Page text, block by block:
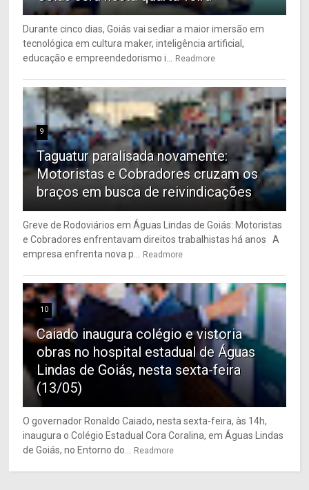
Durante cinco dias, Goiás vai sediar a maior imersão em
tecnológica em cultura maker, inteligência artificial,
educação e empreendedorismo i... Readmore
9
Taguatur paralisada novamente:
Motoristas e Cobradores cruzam os
braços em busca de reivindicações
Greve de Rodoviários em Águas Lindas de Goiás: Motoristas
e Cobradores enfrentavam direitos trabalhistas há anos A
empresa enfrenta nova p... Readmore
10
Caiado inaugura colégio e vistoria
obras no hospital estadual de Águas
Lindas de Goiás, nesta sexta-feira
(13/05)
O governador Ronaldo Caiado, nesta sexta-feira, às 14h,
inaugura o Colégio Estadual Cora Coralina, em Águas Lindas
de Goiás, no Entorno do... Readmore